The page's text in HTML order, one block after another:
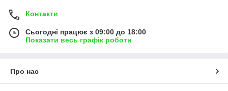
Контакти
Сьогодні працює з 09:00 до 18:00
Показати весь графік роботи
Про нас